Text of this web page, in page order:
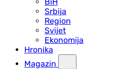
Srbija
Region
Svijet
Ekonomija
Hronika
Magazin